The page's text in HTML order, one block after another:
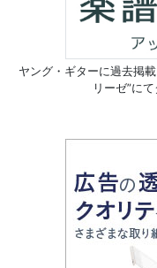
ヤング・ギターに過去掲
リーゼ”に